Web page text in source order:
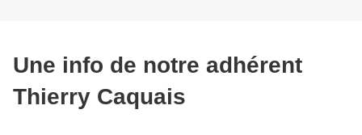
Une info de notre adhérent
Thierry Caquais